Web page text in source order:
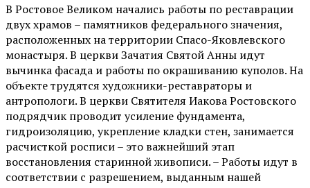
В Ростовое Великом начались работы по реставрации
двух храмов – памятников федерального значения,
расположенных на территории Спасо-Яковлевского
монастыря. В церкви Зачатия Святой Анны идут
вычинка фасада и работы по окрашиванию куполов. На
объекте трудятся художники-реставраторы и
антропологи. В церкви Святителя Иакова Ростовского
подрядчик проводит усиление фундамента,
гидроизоляцию, укрепление кладки стен, занимается
расчисткой росписи – это важнейший этап
восстановления старинной живописи. – Работы идут в
соответствии с разрешением, выданным нашей